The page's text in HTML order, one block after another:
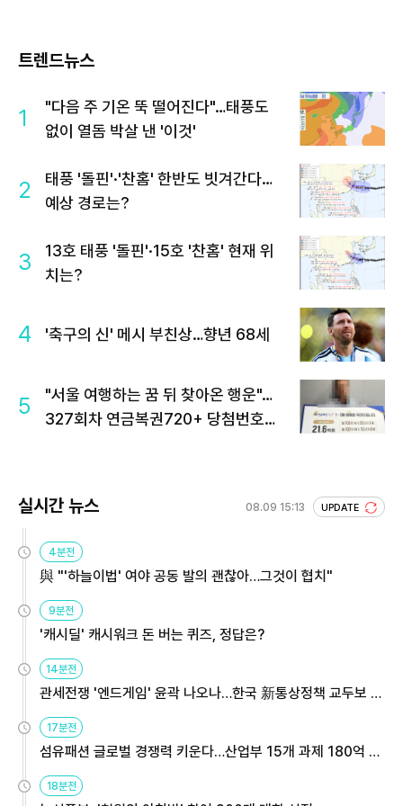
트렌드뉴스
1
"다음 주 기온 뚝 떨어진다"…태풍도
없이 열돔 박살 낸 '이것'
2
태풍 '돌핀'·'찬홈' 한반도 빗겨간다…
예상 경로는?
3
13호 태풍 '돌핀'·15호 '찬홈' 현재 위
치는?
4 '축구의 신' 메시 부친상…향년 68세
5
"서울 여행하는 꿈 뒤 찾아온 행운"…
327회차 연금복권720+ 당첨번호조
실시간 뉴스 08.09 15:13 UPDATE
4분전
與 "'하늘이법' 여야 공동 발의 괜찮아…그것이 협치"
9분전
'캐시딜' 캐시워크 돈 버는 퀴즈, 정답은?
14분전
관세전쟁 '엔드게임' 윤곽 나오나…한국 新통상정책 교두보 활
17분전
섬유패션 글로벌 경쟁력 키운다…산업부 15개 과제 180억 지
18분전